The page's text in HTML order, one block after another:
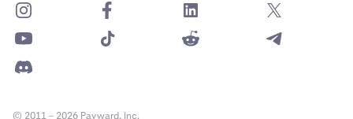
© 2011 – 2026 Payward, Inc.